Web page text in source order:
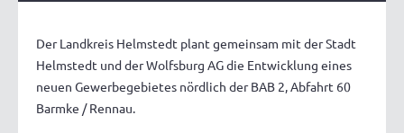
Der Landkreis Helmstedt plant gemeinsam mit der Stadt
Helmstedt und der Wolfsburg AG die Entwicklung eines
neuen Gewerbegebietes nördlich der BAB 2, Abfahrt 60
Barmke / Rennau.